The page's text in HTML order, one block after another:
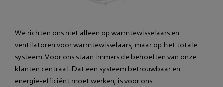
We richten ons niet alleen op warmtewisselaars en
ventilatoren voor warmtewisselaars, maar op het totale
systeem. Voor ons staan immers de behoeften van onze
klanten centraal. Dat een systeem betrouwbaar en
energie-efficiënt moet werken, is voor ons